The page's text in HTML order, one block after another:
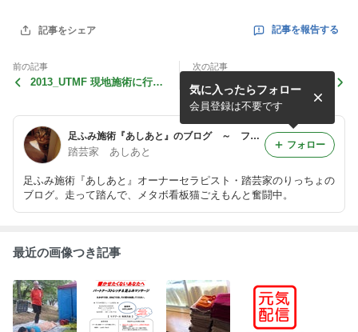
記事をシェア 記事を報告する
前の記事
2013_UTMF 現地施術に行っ
次の記事
【フミ通】vol.42 2013/04/
25
足ふみ施術『あしあと』のブログ ～ フミ通 ～
踏芸家 あしあと
足ふみ施術『あしあと』オーナーセラピスト・踏芸家のりっちょの
ブログ。走って踏んで、メタボ看板猫ごえもんと奮闘中。
気に入ったらフォロー
会員登録は不要です
フォロー
最近の画像つき記事